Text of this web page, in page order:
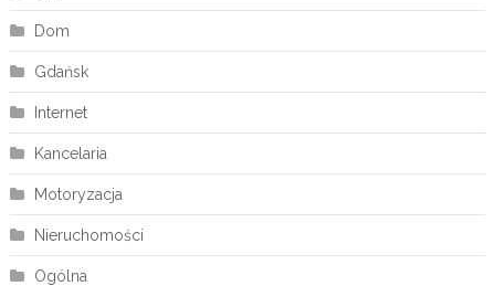
Dom
Gdańsk
Internet
Kancelaria
Motoryzacja
Nieruchomości
Ogólna